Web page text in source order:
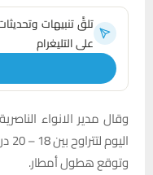
تلقَّ تنبيهات
على التليغرام
وقال مدير الانواء
وتوقع هطول أمطار.